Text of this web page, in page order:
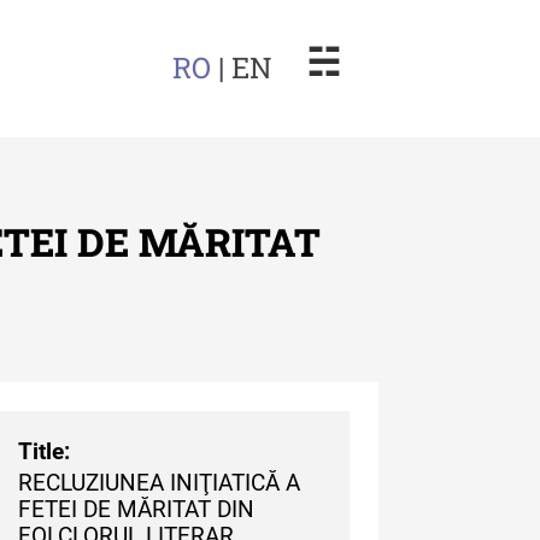
RO | EN ☵
Moldovei - XXII / 2022
Muzeului Etnografic
DE MĂRITAT
Title:
RECLUZIUNEA INIŢIATICĂ A
FETEI DE MĂRITAT DIN